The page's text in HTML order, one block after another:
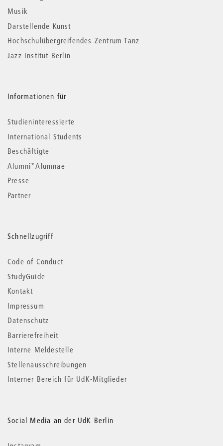
Musik
Darstellende Kunst
Hochschulübergreifendes Zentrum Tanz
Jazz Institut Berlin
Informationen für
Studieninteressierte
International Students
Beschäftigte
Alumni*Alumnae
Presse
Partner
Schnellzugriff
Code of Conduct
StudyGuide
Kontakt
Impressum
Datenschutz
Barrierefreiheit
Interne Meldestelle
Stellenausschreibungen
Interner Bereich für UdK-Mitglieder
Social Media an der UdK Berlin